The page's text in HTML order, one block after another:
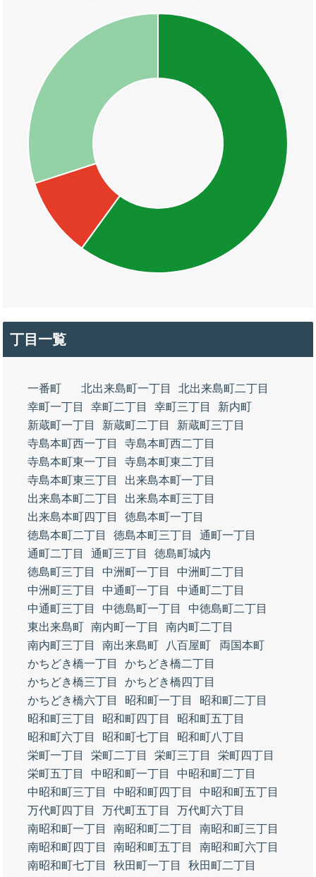
丁目一覧
一番町 北出来島町一丁目
北出来島町二丁目
幸町一丁目
幸町二丁目 幸町三丁目
新内町
新蔵町一丁目
新蔵町二丁目
新蔵町三丁目
寺島本町西一丁目
寺島本町西二丁目
寺島本町東一丁目
寺島本町東二丁目
寺島本町東三丁目
出来島本町一丁目
出来島本町二丁目
出来島本町三丁目
出来島本町四丁目
徳島本町一丁目
徳島本町二丁目
徳島本町三丁目
通町一丁目
通町二丁目
通町三丁目
徳島町城内
徳島町三丁目
中洲町一丁目
中洲町二丁目
中洲町三丁目
中通町一丁目
中通町二丁目
中通町三丁目
中徳島町一丁目
中徳島町二丁目
東出来島町 南内町一丁目
南内町二丁目
南内町三丁目
南出来島町 八百屋町
両国本町
かちどき橋一丁目
かちどき橋二丁目
かちどき橋三丁目
かちどき橋四丁目
かちどき橋六丁目
昭和町一丁目
昭和町二丁目
昭和町三丁目
昭和町四丁目
昭和町五丁目
昭和町六丁目
昭和町七丁目
昭和町八丁目
栄町一丁目
栄町二丁目 栄町三丁目
栄町四丁目
栄町五丁目
中昭和町一丁目
中昭和町二丁目
中昭和町三丁目
中昭和町四丁目
中昭和町五丁目
万代町四丁目
万代町五丁目
万代町六丁目
南昭和町一丁目
南昭和町二丁目
南昭和町三丁目
南昭和町四丁目
南昭和町五丁目
南昭和町六丁目
南昭和町七丁目
秋田町一丁目
秋田町二丁目